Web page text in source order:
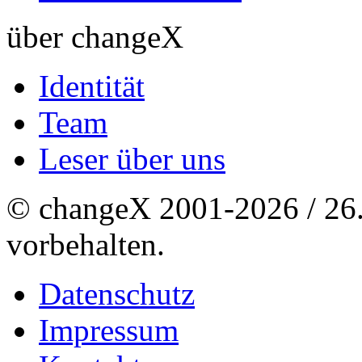
über changeX
Identität
Team
Leser über uns
© changeX 2001-2026 /
vorbehalten.
Datenschutz
Impressum